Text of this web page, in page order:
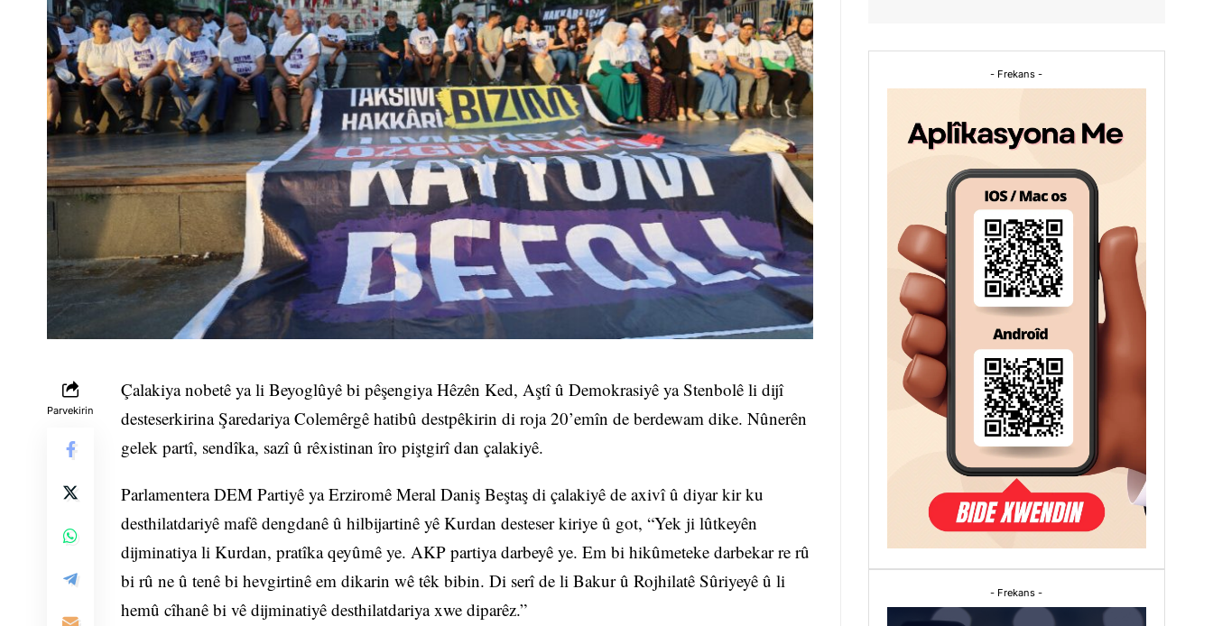
Parvekirin
Çalakiya nobetê ya li Beyoglûyê bi pêşengiya Hêzên Ked, Aştî û Demokrasiyê ya Stenbolê li dijî
desteserkirina Şaredariya Colemêrgê hatibû destpêkirin di roja 20’emîn de berdewam dike. Nûnerên
gelek partî, sendîka, sazî û rêxistinan îro piştgirî dan çalakiyê.
Parlamentera DEM Partiyê ya Erziromê Meral Daniş Beştaş di çalakiyê de axivî û diyar kir ku
desthilatdariyê mafê dengdanê û hilbijartinê yê Kurdan desteser kiriye û got, “Yek ji lûtkeyên
dijminatiya li Kurdan, pratîka qeyûmê ye. AKP partiya darbeyê ye. Em bi hikûmeteke darbekar re rû
bi rû ne û tenê bi hevgirtinê em dikarin wê têk bibin. Di serî de li Bakur û Rojhilatê Sûriyeyê û li
hemû cîhanê bi vê dijminatiyê desthilatdariya xwe diparêz.”
- Frekans -
- Frekans -